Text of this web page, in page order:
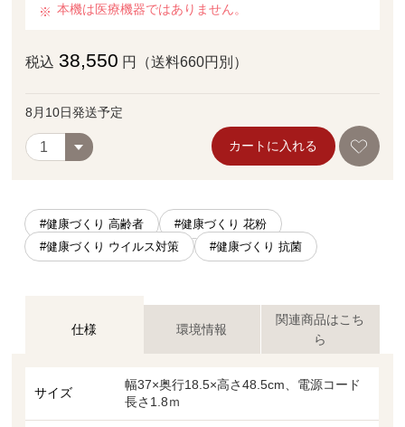
本機は医療機器ではありません。
税込 38,550 円（送料660円別）
8月10日発送予定
カートに入れる
#健康づくり 高齢者
#健康づくり 花粉
#健康づくり ウイルス対策
#健康づくり 抗菌
仕様 環境情報
関連商品はこち
ら
サイズ
幅37×奥行18.5×高さ48.5cm、電源コード
長さ1.8ｍ